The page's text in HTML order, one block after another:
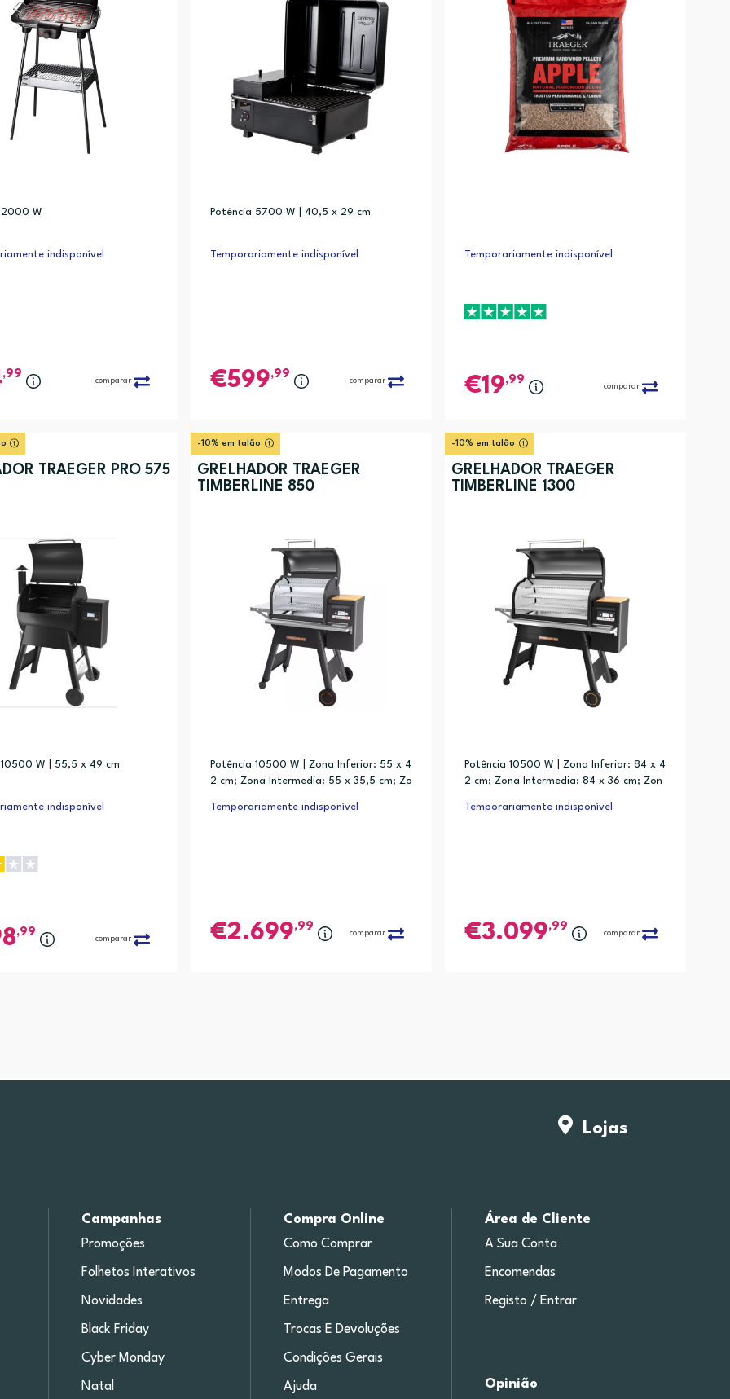
2000 W
indisponível
,99
comparar
Potência 5700 W | 40,5 x 29 cm
Temporariamente indisponível
599,99
comparar
Temporariamente indisponível
19,99
comparar
TRAEGER PRO 575
10500 W | 55,5 x 49 cm
indisponível
,99
comparar
-10% em talão
GRELHADOR TRAEGER
TIMBERLINE 850
Potência 10500 W | Zona Inferior: 55 x 4
2 cm; Zona Intermedia: 55 x 35,5 cm; Zo
Temporariamente indisponível
2.699,99
comparar
-10% em talão
GRELHADOR TRAEGER
TIMBERLINE 1300
Potência 10500 W | Zona Inferior: 84 x 4
2 cm; Zona Intermedia: 84 x 36 cm; Zon
Temporariamente indisponível
3.099,99
comparar
Lojas
Campanhas
Promoções
Folhetos Interativos
Novidades
Black Friday
Cyber Monday
Natal
Compra Online
Como Comprar
Modos De Pagamento
Entrega
Trocas E Devoluções
Condições Gerais
Ajuda
Área de Cliente
A Sua Conta
Encomendas
Registo / Entrar
Opinião